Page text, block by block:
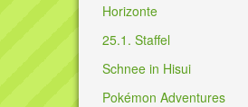
Horizonte
25.1. Staffel
Schnee in Hisui
Pokémon Adventures